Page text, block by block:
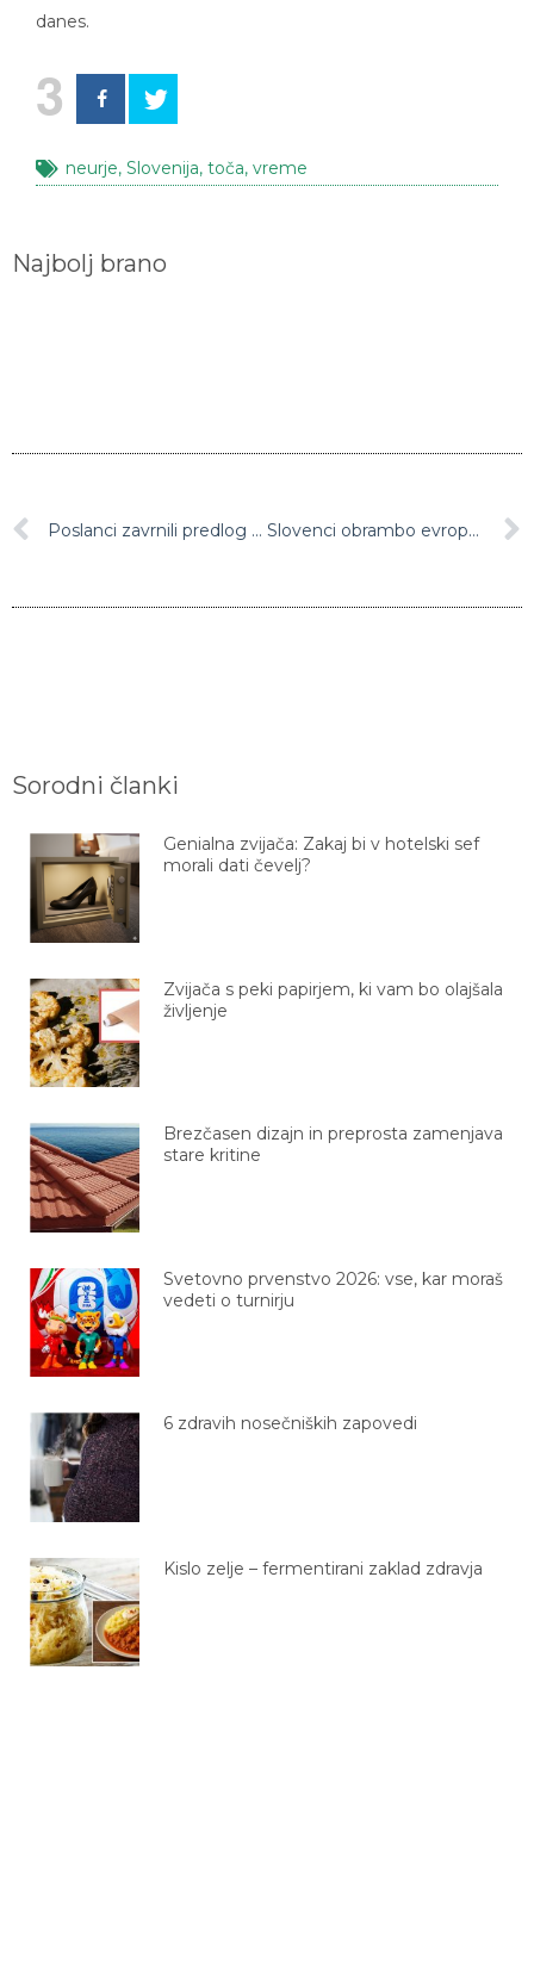
danes.
3
neurje, Slovenija, toča, vreme
Najbolj brano
Poslanci zavrnili predlog stranke SDS za razpis posvetovalnega referenduma Slovenci obrambo evropskih vrednot postavljamo pred cene hrane in goriva
Sorodni članki
Genialna zvijača: Zakaj bi v hotelski sef
morali dati čevelj?
Zvijača s peki papirjem, ki vam bo olajšala
življenje
Brezčasen dizajn in preprosta zamenjava
stare kritine
Svetovno prvenstvo 2026: vse, kar moraš
vedeti o turnirju
6 zdravih nosečniških zapovedi
Kislo zelje – fermentirani zaklad zdravja